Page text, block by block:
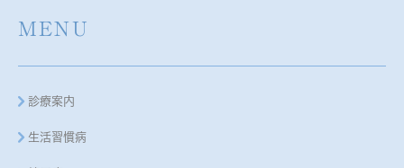
MENU
診療案内
生活習慣病